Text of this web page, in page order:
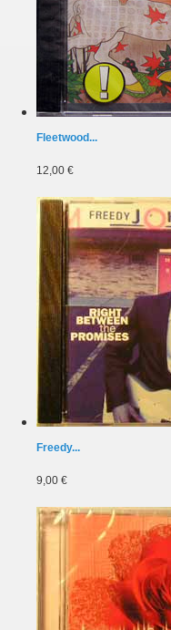
Fleetwood...
12,00 €
Freedy...
9,00 €